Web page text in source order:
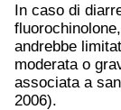
In caso di
andrebbe
moderata o
associata a
2006).